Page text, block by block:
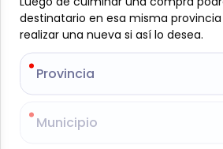
-
Yogurt probiótico marca Santa
Contiene leche desnatada,
pulpa de mango, 100% artesanal.
usar. 500 ml.
destinatario en esa misma
realizar una nueva si así lo desea.
Provincia
Municipio
destinatario en esa misma
realizar una nueva si así lo desea.
Provincia
Municipio